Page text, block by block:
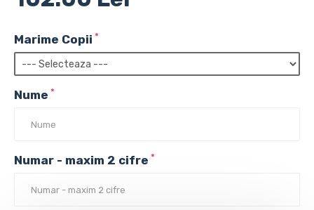
Marime Copii
Nume
Numar - maxim 2 cifre